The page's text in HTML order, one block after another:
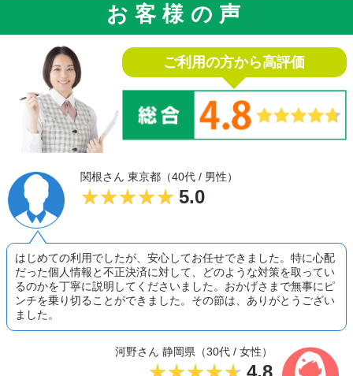
お客様の声
ご利用の方から高評価
関根さん 東京都（40代 / 男性）
5.0
はじめての利用でしたが、安心してお任せできました。特に心配
だった個人情報と不正決済に対して、どのような対策を取ってい
るのかを丁寧に説明してくださいました。おかげさまで無事にピ
ンチを乗り切ることができました。その節は、ありがとうござい
ました。
河野さん 静岡県（30代 / 女性）
4.8